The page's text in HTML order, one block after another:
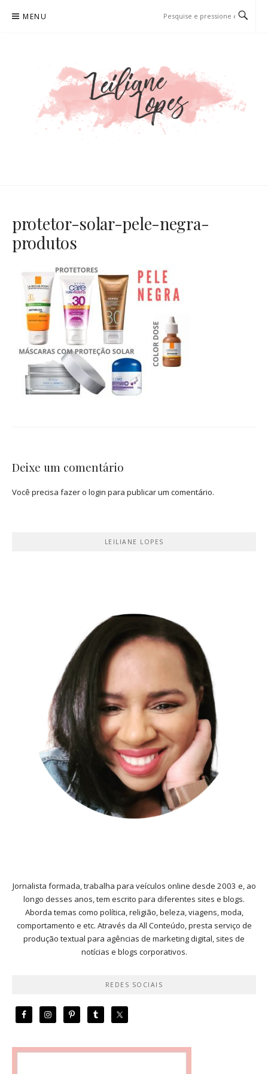
para
MENU
protetor-solar-pele-negra-
produtos
Deixe um comentário
Você precisa fazer o login para publicar um comentário.
LEILIANE LOPES
Jornalista formada, trabalha para veículos online desde 2003 e, ao
longo desses anos, tem escrito para diferentes sites e blogs.
Aborda temas como política, religião, beleza, viagens, moda,
comportamento e etc. Através da All Conteúdo, presta serviço de
produção textual para agências de marketing digital, sites de
notícias e blogs corporativos.
REDES SOCIAIS